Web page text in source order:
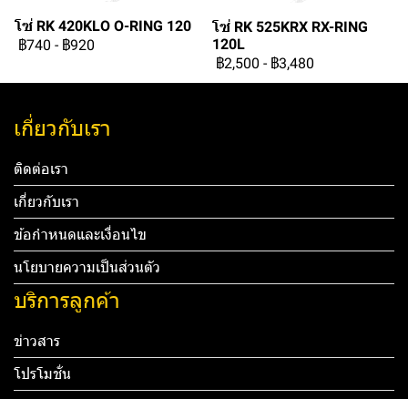
โซ่ RK 420KLO O-RING 120
฿740 - ฿920
โซ่ RK 525KRX RX-RING
120L
฿2,500 - ฿3,480
เกี่ยวกับเรา
ติดต่อเรา
เกี่ยวกับเรา
ข้อกำหนดและเงื่อนไข
นโยบายความเป็นส่วนตัว
บริการลูกค้า
ข่าวสาร
โปรโมชั่น